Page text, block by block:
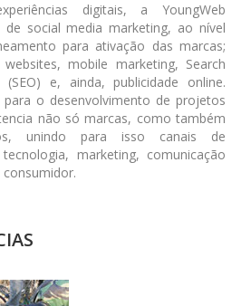
digitais, a YoungWeb
de social media marketing, ao nível
para ativação das marcas;
mobile marketing, Search
(SEO) e, ainda, publicidade online.
o desenvolvimento de projetos
não só marcas, como também
unindo para isso canais de
marketing, comunicação